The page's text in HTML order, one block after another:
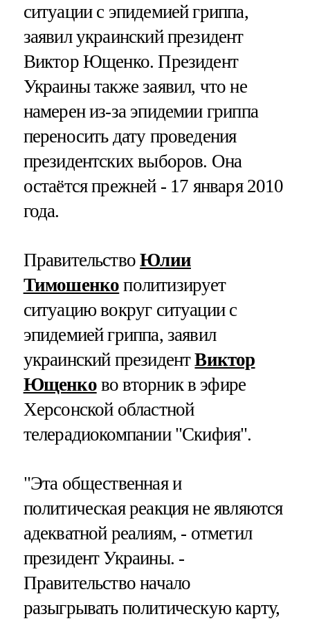
ситуации с эпидемией гриппа,
заявил украинский президент
Виктор Ющенко. Президент
Украины также заявил, что не
намерен из-за эпидемии гриппа
переносить дату проведения
президентских выборов. Она
остаётся прежней - 17 января 2010
года.
ПравительствоЮлии
Тимошенко политизирует
ситуацию вокруг ситуации с
эпидемией гриппа, заявил
украинский президентВиктор
Ющенково вторник в эфире
Херсонской областной
телерадиокомпании "Скифия".
"Эта общественная и
политическая реакция не являются
адекватной реалиям, - отметил
президент Украины. -
Правительство начало
разыгрывать политическую карту,